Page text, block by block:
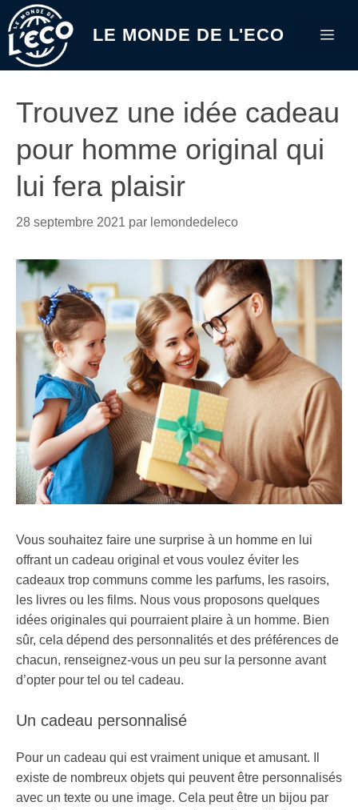
Aller
au
contenu
LE MONDE DE L'ECO
Trouvez une idée cadeau
pour homme original qui
lui fera plaisir
28 septembre 2021 par lemondedeleco
Vous souhaitez faire une surprise à un homme en lui
offrant un cadeau original et vous voulez éviter les
cadeaux trop communs comme les parfums, les rasoirs,
les livres ou les films. Nous vous proposons quelques
idées originales qui pourraient plaire à un homme. Bien
sûr, cela dépend des personnalités et des préférences de
chacun, renseignez-vous un peu sur la personne avant
d’opter pour tel ou tel cadeau.
Un cadeau personnalisé
Pour un cadeau qui est vraiment unique et amusant. Il
existe de nombreux objets qui peuvent être personnalisés
avec un texte ou une image. Cela peut être un bijou par